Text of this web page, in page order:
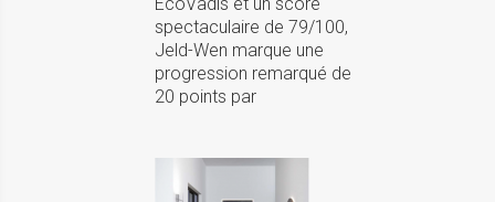
EcoVadis et un score
spectaculaire de 79/100,
Jeld-Wen marque une
progression remarqué de
20 points par